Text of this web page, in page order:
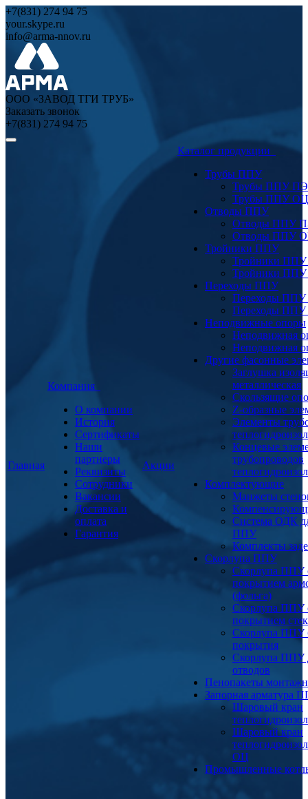
+7(831) 274 94 75
your.skype.ru
info@arma-nnov.ru
ООО «ЗАВОД ТГИ ТРУБ»
Заказать звонок
+7(831) 274 94 75
Главная
Компания
О компании
История
Сертификаты
Наши
партнеры
Реквизиты
Сотрудники
Вакансии
Доставка и
оплата
Гарантия
Акции
Каталог продукции
Трубы ППУ
Трубы ППУ ПЭ
Трубы ППУ ОЦ
Отводы ППУ
Отводы ППУ
Отводы ППУ
Тройники ППУ
Тройники
Тройники
Переходы ППУ
Переходы
Переходы
Неподвижные опоры
Неподвижная
Неподвижная
Другие фасонные
Заглушка
металлическая
Скользящие
Z-образные
Элементы
Концевые
трубопроводов
Комплектующие
Манжеты
Система ОДК
ППУ
Комплекты
Скорлупа ППУ
Скорлупа ППУ
покрытием
(фольга)
Скорлупа ППУ
покрытием
Скорлупа ППУ
покрытия
Скорлупа ППУ
отводов
Пенопакеты
Запорная арматура
Шаровый кран
Шаровый кран
ОЦ
Промышленные